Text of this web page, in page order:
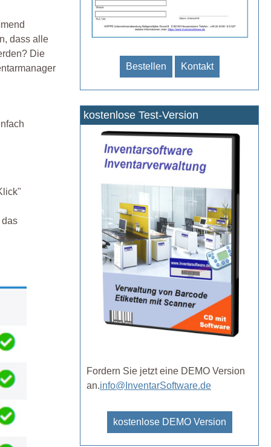
dass alle
Die
das
Bestellen Kontakt
kostenlose Test-Version
Fordern Sie jetzt eine DEMO Version
an.info@InventarSoftware.de
kostenlose DEMO Version